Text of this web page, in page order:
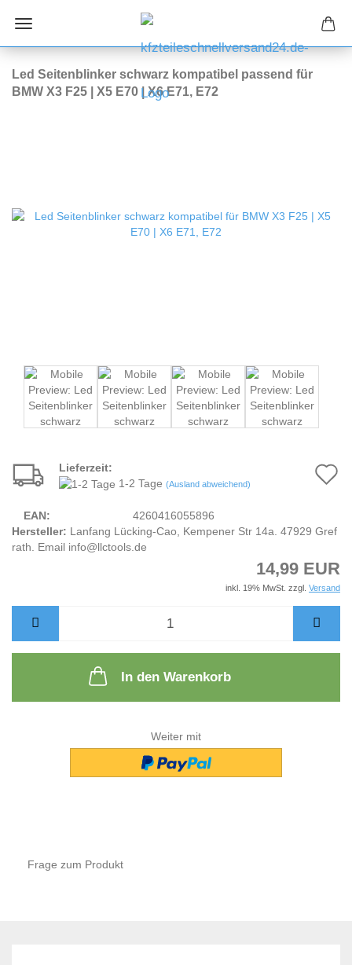
Led Seitenblinker schwarz kompatibel passend für
BMW X3 F25 | X5 E70 | X6 E71, E72
Lieferzeit:
1-2 Tage (Ausland abweichend)
EAN:
4260416055896
Hersteller: Lanfang Lücking-Cao, Kempener Str 14a. 47929 Gref
rath. Email info@llctools.de
14,99 EUR
inkl. 19% MwSt. zzgl. Versand
In den Warenkorb
Weiter mit
Frage zum Produkt